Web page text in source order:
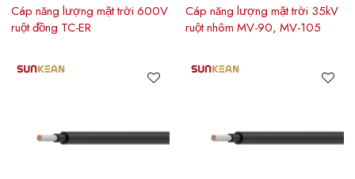
Cáp năng lượng mặt trời 600V
ruột đồng TC-ER
Cáp năng lượng mặt trời 35kV
ruột nhôm MV-90, MV-105